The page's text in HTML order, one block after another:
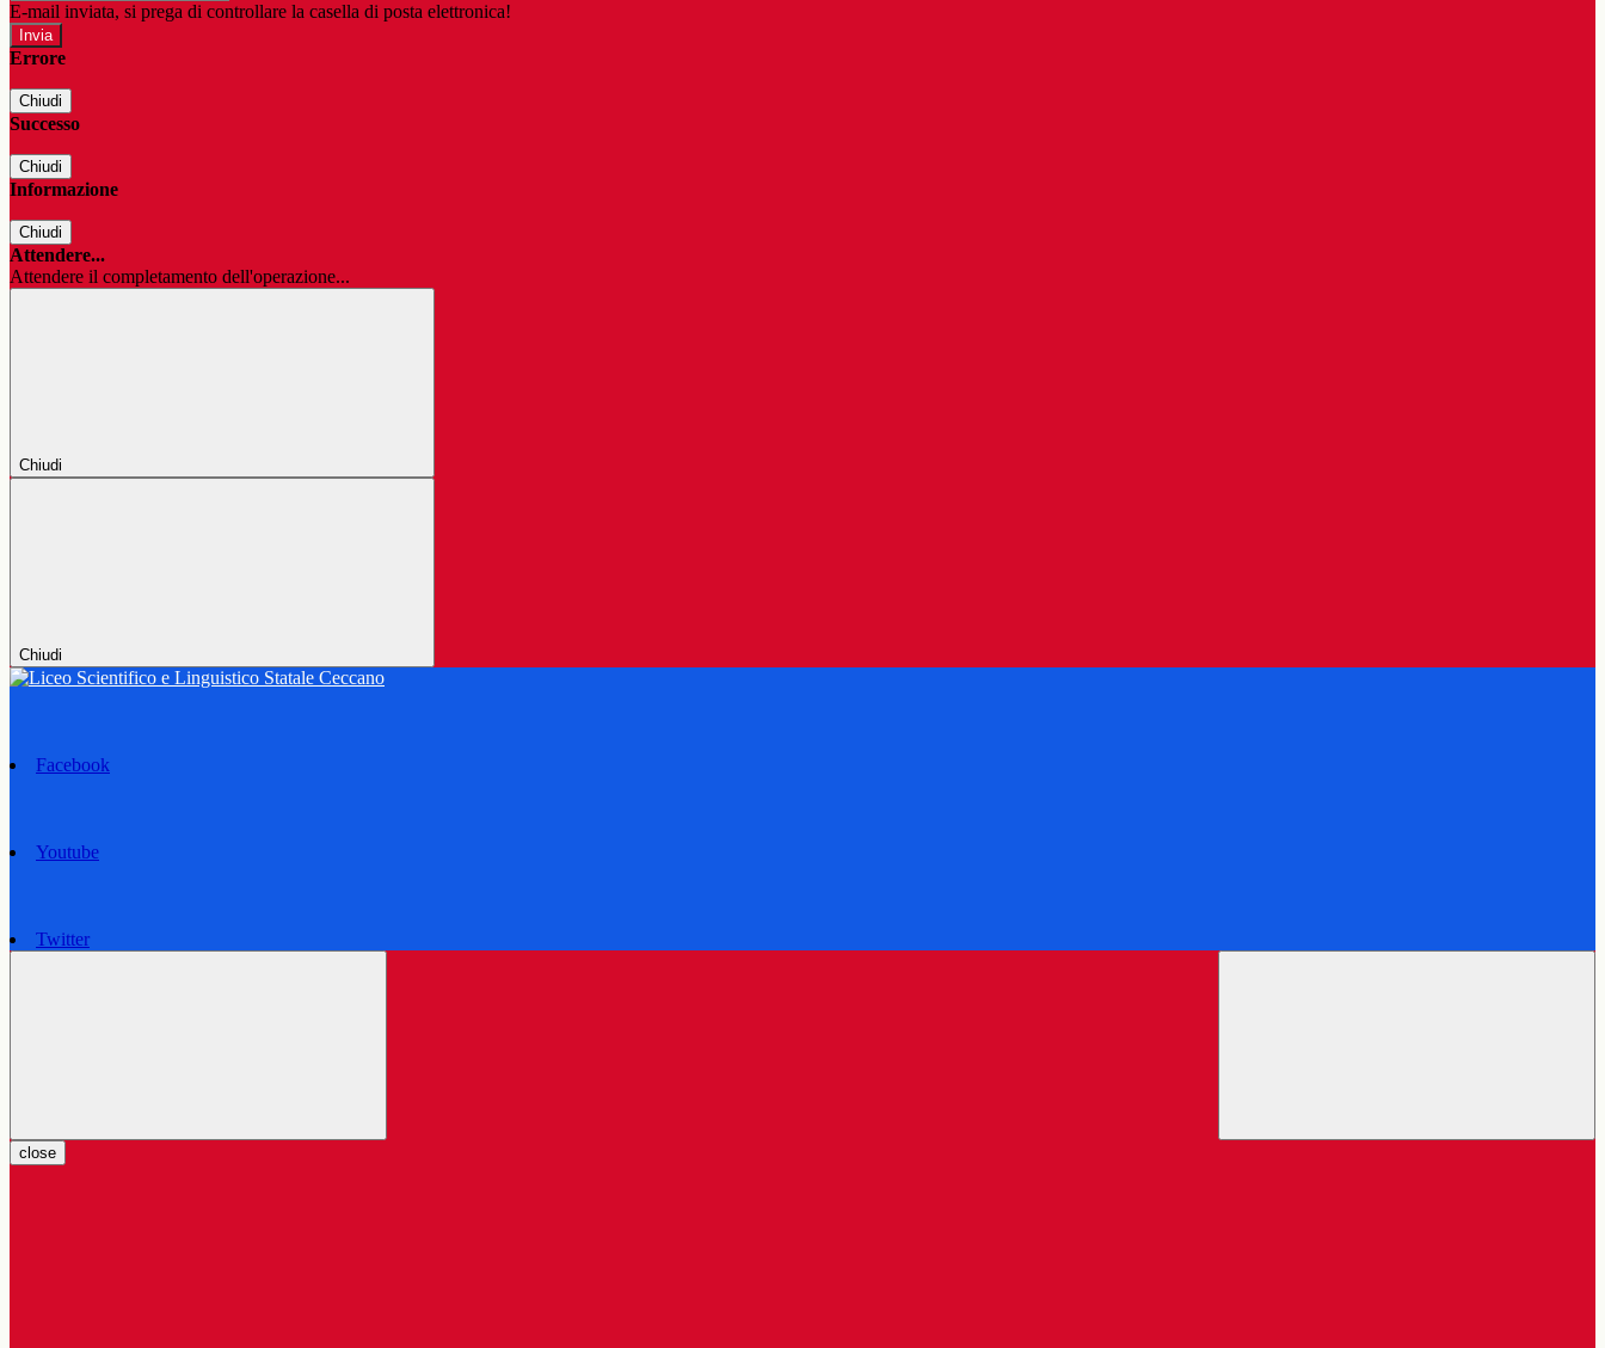
E-mail inviata, si prega di controllare la casella di posta elettronica!
Errore
Chiudi
Successo
Chiudi
Informazione
Chiudi
Attendere...
Attendere il completamento dell'operazione...
Chiudi
Chiudi
Facebook
Youtube
Twitter
close